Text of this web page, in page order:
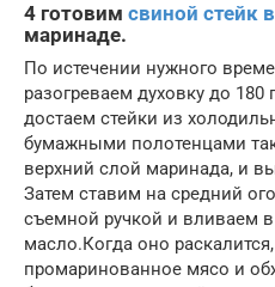
4 готовим свиной стейк
маринаде.
По истечении нужного
разогреваем духовку до
достаем стейки из
бумажными полотенцами
верхний слой маринада, и
Затем ставим на средний
съемной ручкой и вливаем в
масло.Когда оно
промаринованное мясо и